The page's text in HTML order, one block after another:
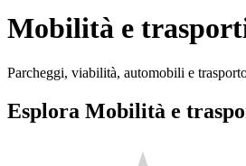
Mobilità e
Parcheggi, viabilità, automobili e
Esplora Mobilità e